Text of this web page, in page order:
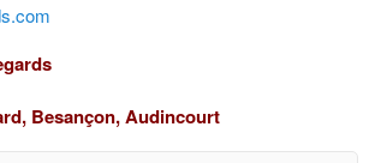
Besançon, Audincourt